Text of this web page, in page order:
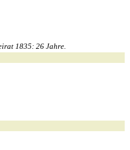
1835: 26 Jahre.